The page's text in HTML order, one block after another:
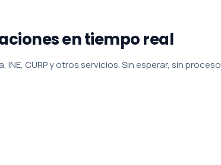
en tiempo real
INE, CURP y otros servicios. Sin esperar, sin